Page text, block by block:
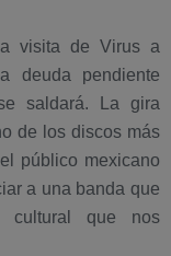
visita de Virus a
deuda pendiente
saldará. La gira
de los discos más
público mexicano
a una banda que
cultural que nos